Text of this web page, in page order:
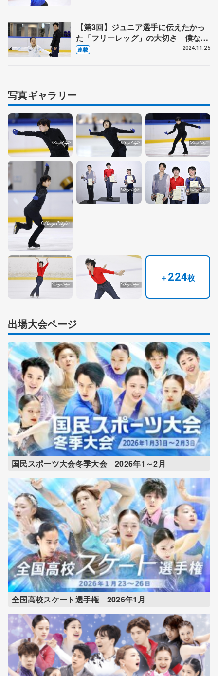
【第3回】ジュニア選手に伝えたかっ
た「フリーレッグ」の大切さ 僕なり
のアドバイスで、これからもお手伝い
連載 2024.11.25
写真ギャラリー
＋224枚
出場大会ページ
国民スポーツ大会冬季大会 2026年1～2月
全国高校スケート選手権 2026年1月